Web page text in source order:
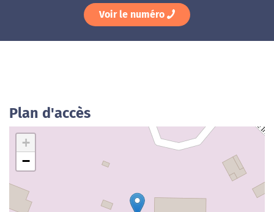
Voir le numéro
Plan d'accès
+
−